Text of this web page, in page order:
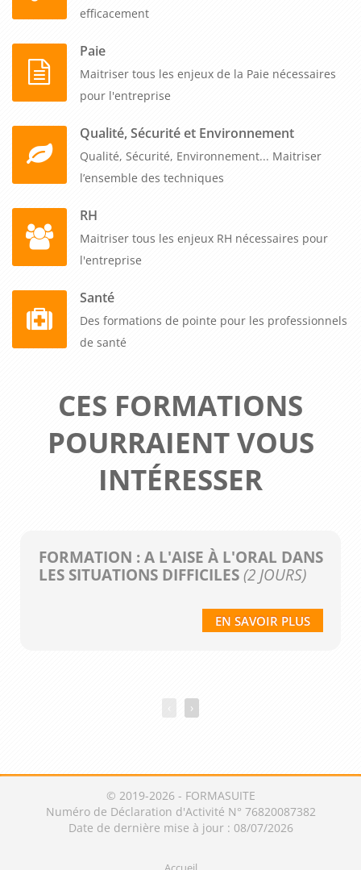
efficacement
Paie
Maitriser tous les enjeux de la Paie nécessaires
pour l'entreprise
Qualité, Sécurité et Environnement
Qualité, Sécurité, Environnement... Maitriser
l’ensemble des techniques
RH
Maitriser tous les enjeux RH nécessaires pour
l'entreprise
Santé
Des formations de pointe pour les professionnels
de santé
CES FORMATIONS
POURRAIENT VOUS
INTÉRESSER
FORMATION : A L'AISE À L'ORAL DANS
LES SITUATIONS DIFFICILES(2 JOURS)
EN SAVOIR PLUS
›
© 2019-2026 - FORMASUITE
Numéro de Déclaration d'Activité N° 76820087382
Date de dernière mise à jour : 08/07/2026